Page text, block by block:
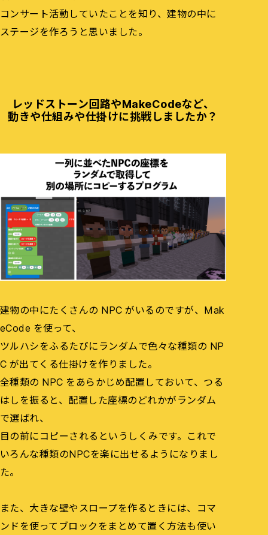
コンサート活動していたことを知り、建物の中に
ステージを作ろうと思いました。
レッドストーン回路やMakeCodeなど、
動きや仕組みや仕掛けに挑戦しましたか？
建物の中にたくさんの NPC がいるのですが、Mak
eCode を使って、
ツルハシをふるたびにランダムで色々な種類の NP
C が出てくる仕掛けを作りました。
全種類の NPC をあらかじめ配置しておいて、つる
はしを振ると、配置した座標のどれかがランダム
で選ばれ、
目の前にコピーされるというしくみです。これで
いろんな種類のNPCを楽に出せるようになりまし
た。
また、大きな壁やスロープを作るときには、コマ
ンドを使ってブロックをまとめて置く方法も使い